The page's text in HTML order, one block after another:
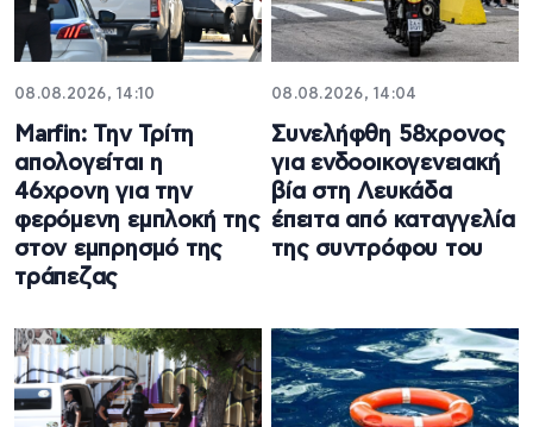
08.08.2026, 14:10
Marfin: Την Τρίτη
απολογείται η
46χρονη για την
φερόμενη εμπλοκή της
στον εμπρησμό της
τράπεζας
08.08.2026, 14:04
Συνελήφθη 58χρονος
για ενδοοικογενειακή
βία στη Λευκάδα
έπειτα από καταγγελία
της συντρόφου του